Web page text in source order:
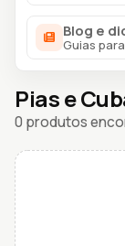
Blog e
Guias
Pias e
0 produtos